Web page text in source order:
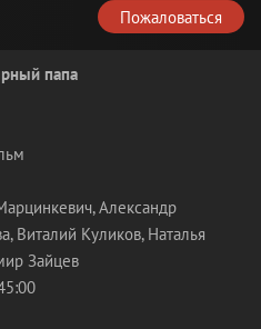
Пожаловаться
папа
Александр
Виталий Куликов, Наталья
Зайцев